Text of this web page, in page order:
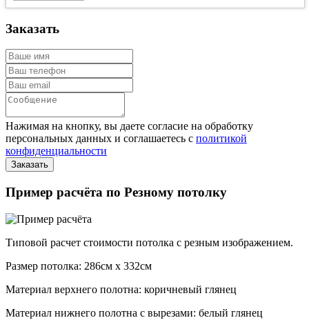
Заказать
Нажимая на кнопку, вы даете согласие на обработку
персональных данных и соглашаетесь с политикой
конфиденциальности
Пример расчёта по Резному потолку
Типовой расчет стоимости потолка с резным изображением.
Размер потолка: 286см x 332см
Материал верхнего полотна: коричневый глянец
Материал нижнего полотна с вырезами: белый глянец